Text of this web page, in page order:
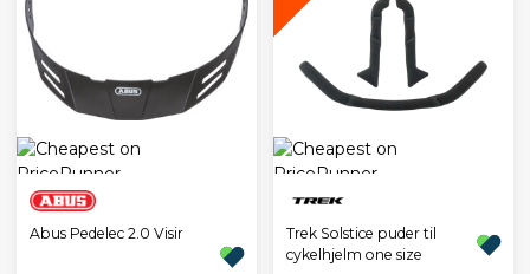
Abus Pedelec 2.0 Visir
Trek Solstice puder til
cykelhjelm one size